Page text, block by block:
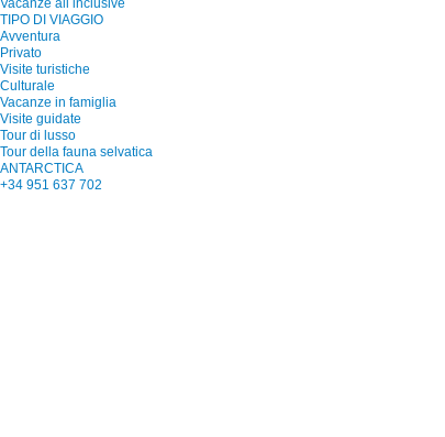
Vacanze all inclusive
TIPO DI VIAGGIO
Avventura
Privato
Visite turistiche
Culturale
Vacanze in famiglia
Visite guidate
Tour di lusso
Tour della fauna selvatica
ANTARCTICA
+34 951 637 702